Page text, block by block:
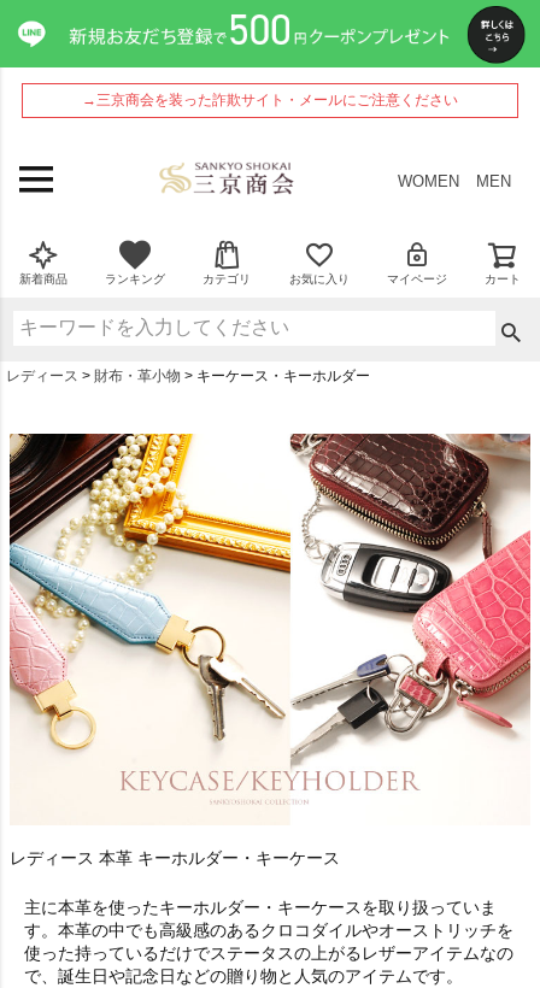
→三京商会を装った詐欺サイト・メールにご注意ください
WOMEN MEN
新着商品 ランキング カテゴリ お気に入り マイページ カート
レディース 財布・革小物 キーケース・キーホルダー
レディース 本革 キーホルダー・キーケース
主に本革を使ったキーホルダー・キーケースを取り扱っていま
す。本革の中でも高級感のあるクロコダイルやオーストリッチを
使った持っているだけでステータスの上がるレザーアイテムなの
で、誕生日や記念日などの贈り物と人気のアイテムです。